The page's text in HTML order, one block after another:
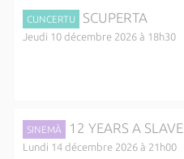
CUNCERTU SCUPERTA
Jeudi 10 décembre 2026 à 18h30
SINEMÀ 12 YEARS A SLAVE
Lundi 14 décembre 2026 à 21h00